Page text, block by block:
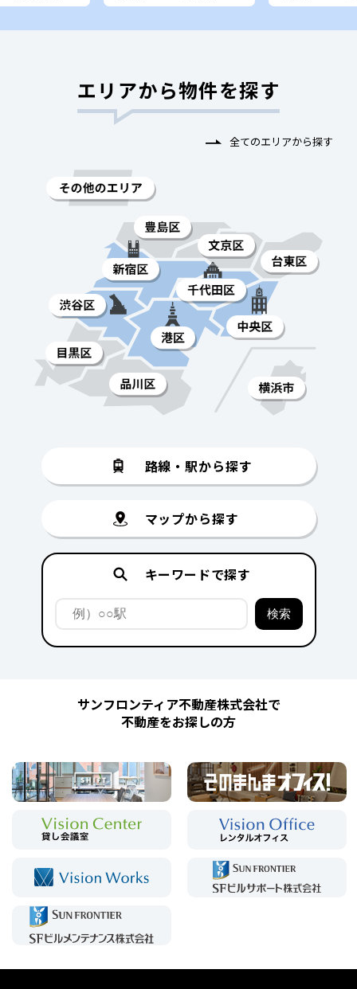
エリアから物件を探す
全てのエリアから探す
路線・駅から探す
マップから探す
キーワードで探す
サンフロンティア不動産株式会社で
不動産をお探しの方